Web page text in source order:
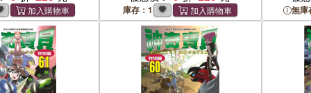
庫存：1 無庫